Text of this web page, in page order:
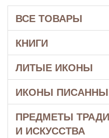
ВСЕ ТОВАРЫ
КНИГИ
ЛИТЫЕ ИКОНЫ
ИКОНЫ
ПРЕДМЕТЫ
И ИСКУССТВА